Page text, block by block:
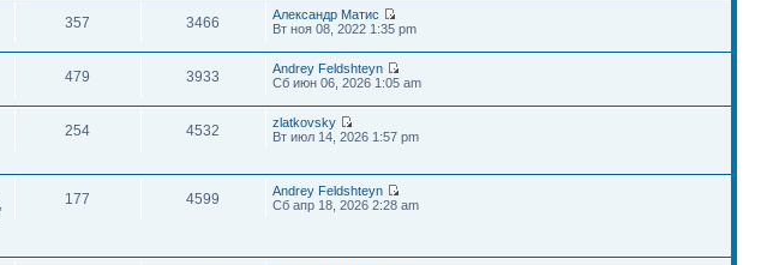
357 3466
Александр Матис
Вт ноя 08, 2022 1:35 pm
479 3933
Andrey Feldshteyn
Сб июн 06, 2026 1:05 am
254 4532
zlatkovsky
Вт июл 14, 2026 1:57 pm
177 4599
Andrey Feldshteyn
Сб апр 18, 2026 2:28 am